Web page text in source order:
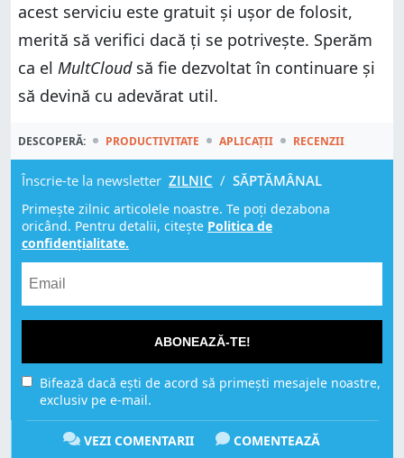
acest serviciu este gratuit și ușor de folosit,
merită să verifici dacă ți se potrivește. Sperăm
ca el MultCloudsă fie dezvoltat în continuare și
să devină cu adevărat util.
DESCOPERĂ: PRODUCTIVITATE APLICAȚII RECENZII
Înscrie-te la newsletter ZILNIC / SĂPTĂMÂNAL
Primește zilnic articolele noastre. Te poți dezabona
oricând. Pentru detalii, citește Politica de
confidențialitate.
ABONEAZĂ-TE!
Bifează dacă ești de acord să primești mesajele noastre,
exclusiv pe e-mail.
VEZI COMENTARII COMENTEAZĂ